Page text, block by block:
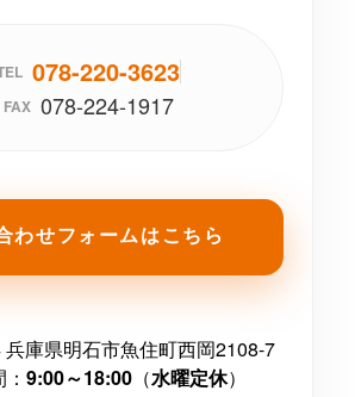
078-220-3623
FAX 078-224-1917
わせフォームはこちら
兵庫県明石市魚住町西岡2108-7
9:00～18:00（水曜定休）